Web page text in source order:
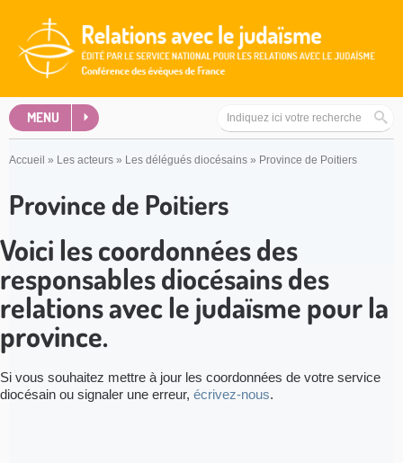
MENU
Accueil » Les acteurs » Les délégués diocésains » Province de Poitiers
Province de Poitiers
Voici les coordonnées des
responsables diocésains des
relations avec le judaïsme pour la
province.
Si vous souhaitez mettre à jour les coordonnées de votre service
diocésain ou signaler une erreur, écrivez-nous.